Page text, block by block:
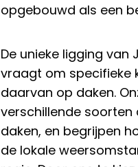
opgebouwd als een
De unieke ligging van
vraagt om specifieke
daarvan op daken.
verschillende
daken, en begrijpen
de lokale